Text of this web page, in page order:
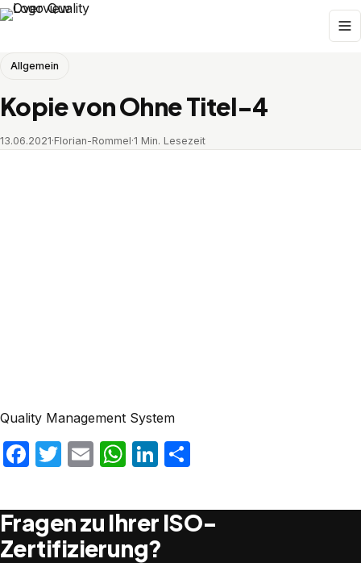
Allgemein
Kopie von Ohne Titel-4
13.06.2021·Florian-Rommel·1 Min. Lesezeit
Quality Management System
Facebook
Twitter
EmailWhatsApp
LinkedIn
Fragen zu Ihrer ISO-
Zertifizierung?